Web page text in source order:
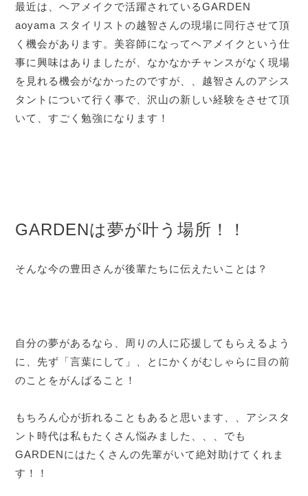
最近は、ヘアメイクで活躍されているGARDEN
aoyama スタイリストの越智さんの現場に同行させて頂
く機会があります。美容師になってヘアメイクという仕
事に興味はありましたが、なかなかチャンスがなく現場
を見れる機会がなかったのですが、、越智さんのアシス
タントについて行く事で、沢山の新しい経験をさせて頂
いて、すごく勉強になります！
GARDENは夢が叶う場所！！
そんな今の豊田さんが後輩たちに伝えたいことは？
自分の夢があるなら、周りの人に応援してもらえるよう
に、先ず「言葉にして」、とにかくがむしゃらに目の前
のことをがんばること！
もちろん心が折れることもあると思います、、アシスタ
ント時代は私もたくさん悩みました、、、でも
GARDENにはたくさんの先輩がいて絶対助けてくれま
す！！